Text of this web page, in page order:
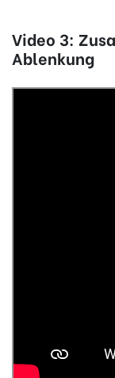
Video 3:
Ablenkung